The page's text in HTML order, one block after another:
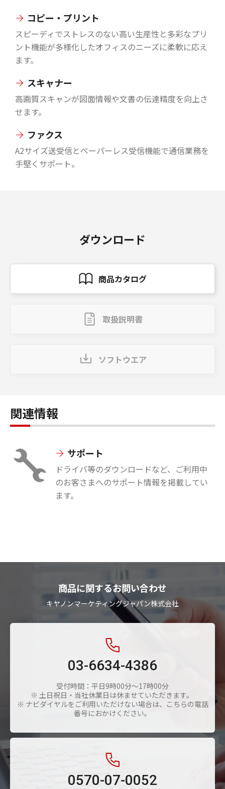
コピー・プリント
スピーディでストレスのない高い生産性と多彩なプリ
ント機能が多様化したオフィスのニーズに柔軟に応え
ます。
スキャナー
高画質スキャンが図面情報や文書の伝達精度を向上さ
せます。
ファクス
A2サイズ送受信とペーパーレス受信機能で通信業務を
手堅くサポート。
ダウンロード
商品カタログ
取扱説明書
ソフトウエア
関連情報
サポート
ドライバ等のダウンロードなど、ご利用中
のお客さまへのサポート情報を掲載してい
ます。
商品に関するお問い合わせ
キヤノンマーケティングジャパン株式会社
03-6634-4386
受付時間：平日9時00分～17時00分
※ 土日祝日・当社休業日は休ませていただきます。
※ ナビダイヤルをご利用いただけない場合は、こちらの電話
番号におかけください。
0570-07-0052